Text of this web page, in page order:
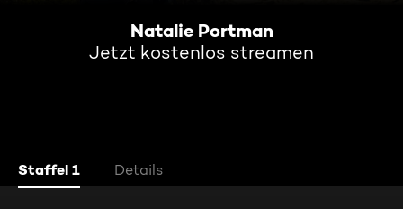
Natalie Portman
Jetzt kostenlos streamen
Staffel 1 Details